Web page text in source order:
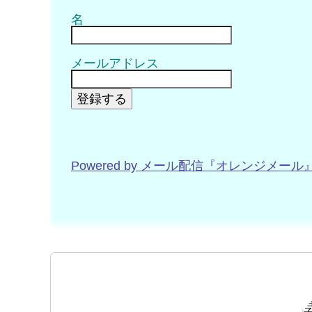
名
メールアドレス
登録する
Powered by メール配信『オレンジメール